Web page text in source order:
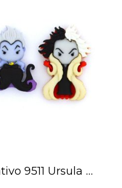
Boton Decorativo 9511 Ursula Cruella De Vil Maleficen Disney